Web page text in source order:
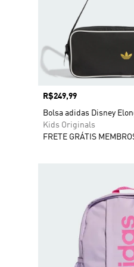
Preço
R$249,99
Bolsa adidas Disney
Kids Originals
FRETE GRÁTIS